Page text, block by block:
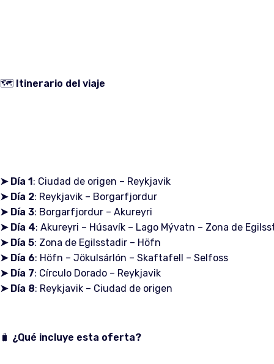
🗺️ Itinerario del viaje
➤Día 1: Ciudad de origen – Reykjavik
➤Día 2: Reykjavik – Borgarfjordur
➤Día 3: Borgarfjordur – Akureyri
➤Día 4: Akureyri – Húsavík – Lago Mývatn – Zona de
➤Día 5: Zona de Egilsstadir – Höfn
➤Día 6: Höfn – Jökulsárlón – Skaftafell – Selfoss
➤Día 7: Círculo Dorado – Reykjavik
➤Día 8: Reykjavik – Ciudad de origen
🧳 ¿Qué incluye esta oferta?